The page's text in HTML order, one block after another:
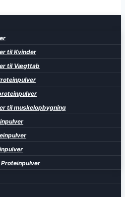
til Kvinder
til Vægttab
til muskelopbygning
Proteinpulver